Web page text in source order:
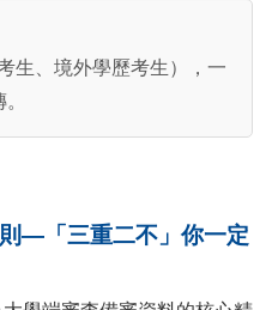
生、境外學歷考生），一
—「三重二不」你一定